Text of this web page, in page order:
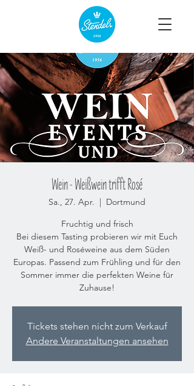
Wein - Weißwein trifft Rosé
Sa., 27. Apr.
  |
Dortmund
Fruchtig und frisch
Bei diesem Tasting probieren wir mit Euch
Weiß- und Roséweine aus dem Süden
Europas. Passend zum Frühling und für den
Sommer immer die perfekten Weine für
Zuhause!
Tickets stehen nicht zum Verkauf
Andere Veranstaltungen ansehen